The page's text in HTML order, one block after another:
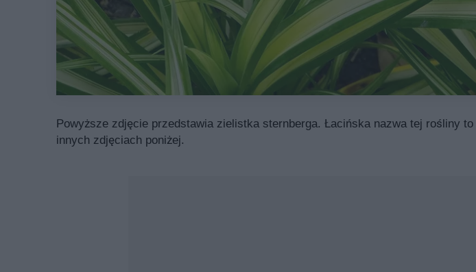
Powyższe zdjęcie przedstawia zielistka sternberga. Łacińska nazwa tej rośliny to
innych zdjęciach poniżej.